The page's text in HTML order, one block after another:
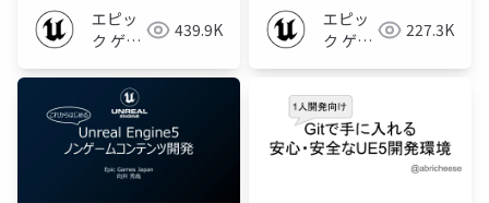
エピッ
ク ゲー
ャパン
439.9K
エピッ
ク ゲー
227.3K